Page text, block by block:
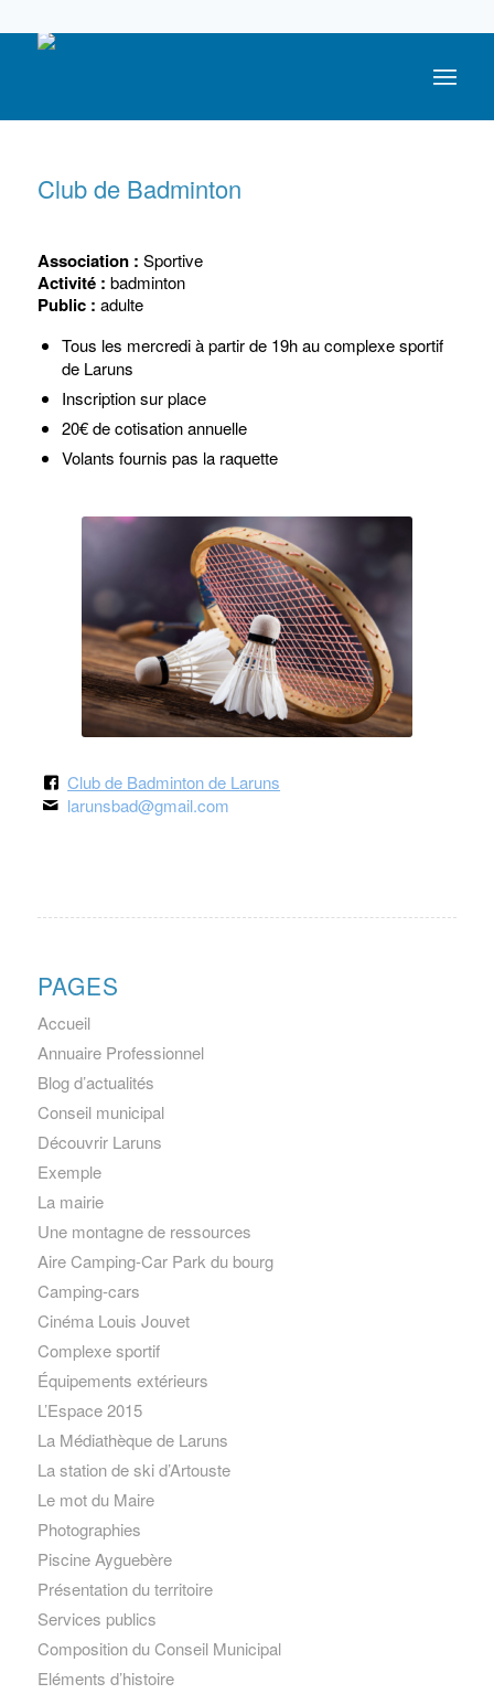
Club de Badminton
Association : Sportive
Activité : badminton
Public : adulte
Tous les mercredi à partir de 19h au complexe sportif
de Laruns
Inscription sur place
20€ de cotisation annuelle
Volants fournis pas la raquette
Club de Badminton de Laruns
larunsbad@gmail.com
PAGES
Accueil
Annuaire Professionnel
Blog d’actualités
Conseil municipal
Découvrir Laruns
Exemple
La mairie
Une montagne de ressources
Aire Camping-Car Park du bourg
Camping-cars
Cinéma Louis Jouvet
Complexe sportif
Équipements extérieurs
L’Espace 2015
La Médiathèque de Laruns
La station de ski d’Artouste
Le mot du Maire
Photographies
Piscine Ayguebère
Présentation du territoire
Services publics
Composition du Conseil Municipal
Eléments d’histoire